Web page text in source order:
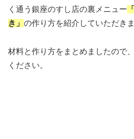
く通う銀座のすし店の裏メニュー
き」 の作り方を紹介していただきま
材料と作り方をまとめましたので
ください。